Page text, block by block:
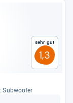
Sehr gut
1,3
Sub­woofer